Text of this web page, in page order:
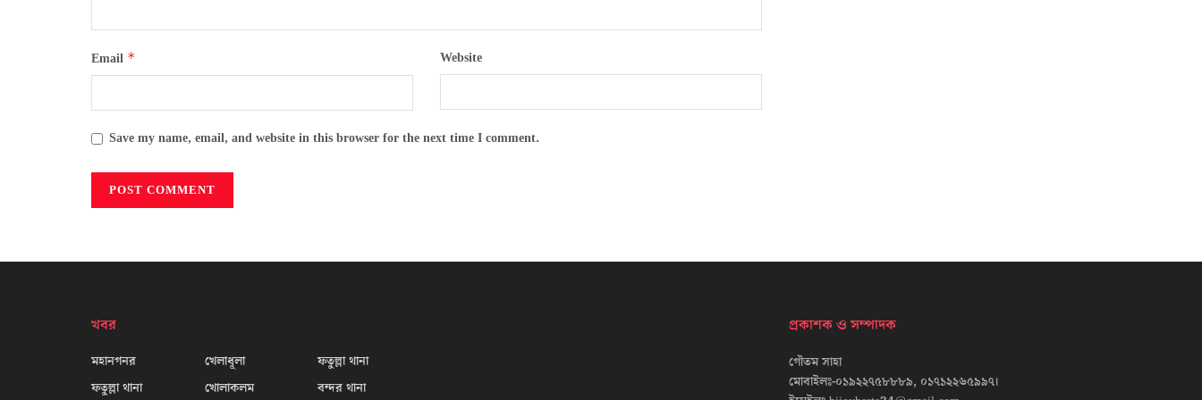
Email * Website
Save my name, email, and website in this browser for the next time I comment.
খবর
মহানগনর
ফতুল্লা থানা
খেলাধূলা
খোলাকলম
ফতুল্লা থানা
বন্দর থানা
প্রকাশক ও সম্পাদক
গৌতম সাহা
মোবাইলঃ-০১৯২২৭৫৮৮৮৯, ০১৭১২২৬৫৯৯৭।